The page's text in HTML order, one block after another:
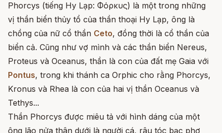
Phorcys (tiếng Hy Lạp: Φόρκυς) là một trong những
vị thần biển thủy tổ của thần thoại Hy Lạp, ông là
chồng của nữ cổ thần Ceto, đồng thời là cổ thần của
biển cả. Cũng như vợ mình và các thần biển Nereus,
Proteus và Oceanus, thần là con của đất mẹ Gaia với
Pontus, trong khi thánh ca Orphic cho rằng Phorcys,
Kronus và Rhea là con của hai vị thần Oceanus và
Tethys...
Thần Phorcys được miêu tả với hình dáng của một
ông lão nửa thân dưới là người cá, râu tóc bạc phơ